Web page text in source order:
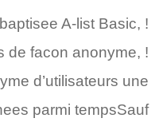
A-list Basic, !
de facon anonyme, !
d’utilisateurs une
parmi tempsSauf